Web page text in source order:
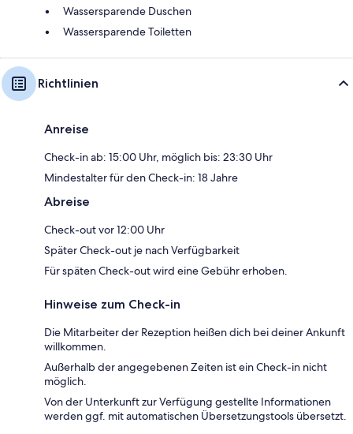
Wassersparende Duschen
Wassersparende Toiletten
Richtlinien
Anreise
Check-in ab: 15:00 Uhr, möglich bis: 23:30 Uhr
Mindestalter für den Check-in: 18 Jahre
Abreise
Check-out vor 12:00 Uhr
Später Check-out je nach Verfügbarkeit
Für späten Check-out wird eine Gebühr erhoben.
Hinweise zum Check-in
Die Mitarbeiter der Rezeption heißen dich bei deiner Ankunft
willkommen.
Außerhalb der angegebenen Zeiten ist ein Check-in nicht
möglich.
Von der Unterkunft zur Verfügung gestellte Informationen
werden ggf. mit automatischen Übersetzungstools übersetzt.